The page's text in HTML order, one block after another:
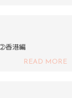
香港編
READ MORE